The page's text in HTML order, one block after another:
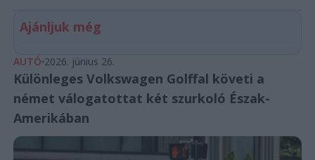
Ajánljuk még
AUTÓ 2026. június 26.
Különleges Volkswagen Golffal követi a
német válogatottat két szurkoló Észak-
Amerikában